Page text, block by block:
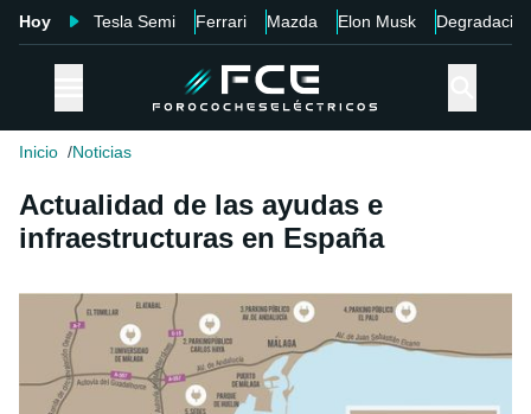
Hoy Tesla Semi Ferrari Mazda Elon Musk Degradación
Inicio Noticias
Actualidad de las ayudas e
infraestructuras en España